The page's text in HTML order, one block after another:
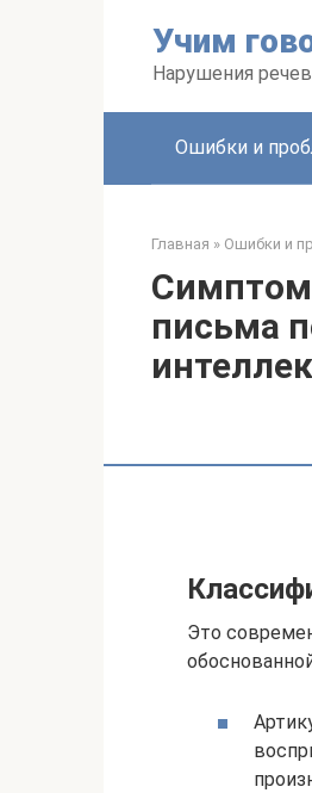
Учим
Нарушения
Ошибки и
Главная » Ошибки и
письма
Это